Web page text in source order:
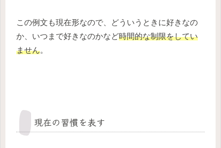
この例文も現在形なので、どういうときに好きなの
か、いつまで好きなのかなど時間的な制限をしてい
ません。
現在の習慣を表す